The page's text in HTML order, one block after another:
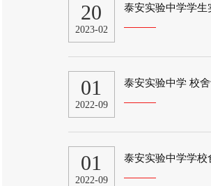
20
2023-02
泰安实验中学学
01
2022-09
泰安实验中学 校
01
2022-09
泰安实验中学学